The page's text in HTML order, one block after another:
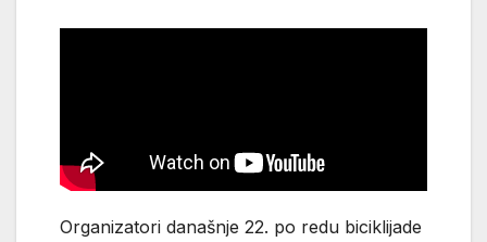
Organizatori današnje 22. po redu biciklijade